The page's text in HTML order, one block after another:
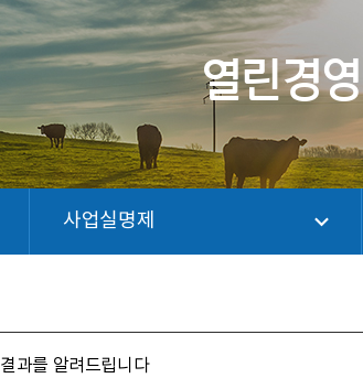
열린경영
사업실명제
과를 알려드립니다